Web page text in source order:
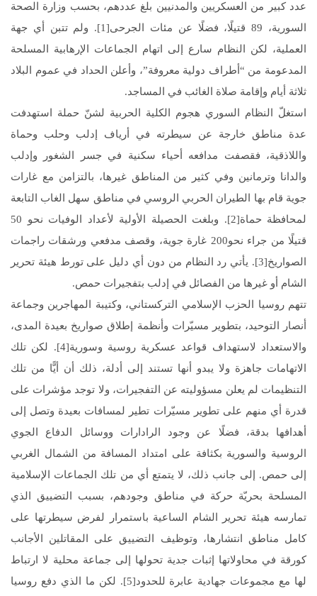
عدد كبير من العسكريين والمدنيين بلغ عددهم، بحسب وزارة الصحة
السورية، 89 قتيلًا، فضلًا عن مئات الجرحى[1]. ولم تتبن أي جهة
العملية، لكن النظام سارع إلى اتهام الجماعات الإرهابية المسلحة
المدعومة من “أطراف دولية معروفة”، وأعلن الحداد في عموم البلاد
ثلاثة أيام وإقامة صلاة الغائب في المساجد.
استغلّ النظام السوري هجوم الكلية الحربية لشنّ حملة استهدفت
عدة مناطق خارجة عن سيطرته في أرياف إدلب وحلب وحماة
واللاذقية، فقصفت مدافعه أحياء سكنية في جسر الشغور وإدلب
والدانا وترمانين وفي كثير من المناطق غيرها، بالتزامن مع غارات
جوية قام بها الطيران الحربي الروسي في مناطق سهل الغاب التابعة
لمحافظة حماة[2]. وبلغت الحصيلة الأولية لأعداد الوفيات نحو 50
قتيلًا من جراء نحو200 غارة جوية، وقصف مدفعي ورشقات راجمات
الصواريخ[3]. يأتي رد النظام من دون أي دليل على تورط هيئة تحرير
الشام أو غيرها من الفصائل في إدلب بتفجيرات حمص.
تتهم روسيا الحزب الإسلامي التركستاني، وكتيبة المهاجرين وجماعة
أنصار التوحيد، بتطوير مسيّرات وأنظمة إطلاق صواريخ بعيدة المدى،
والاستعداد لاستهداف قواعد عسكرية روسية وسورية[4]. لكن تلك
الاتهامات جاهزة ولا يبدو أنها تستند إلى أدلة، ذلك أن أيًّا من تلك
التنظيمات لم يعلن مسؤوليته عن التفجيرات، ولا توجد مؤشرات على
قدرة أي منهم على تطوير مسيّرات تطير لمسافات بعيدة وتصل إلى
أهدافها بدقة، فضلًا عن وجود الرادارات ووسائل الدفاع الجوي
الروسية والسورية بكثافة على امتداد المسافة من الشمال الغربي
إلى حمص. إلى جانب ذلك، لا يتمتع أي من تلك الجماعات الإسلامية
المسلحة بحريّة حركة في مناطق وجودهم، بسبب التضييق الذي
تمارسه هيئة تحرير الشام الساعية باستمرار لفرض سيطرتها على
كامل مناطق انتشارها، وتوظيف التضييق على المقاتلين الأجانب
كورقة في محاولاتها إثبات جدية تحولها إلى جماعة محلية لا ارتباط
لها مع مجموعات جهادية عابرة للحدود[5]. لكن ما الذي دفع روسيا